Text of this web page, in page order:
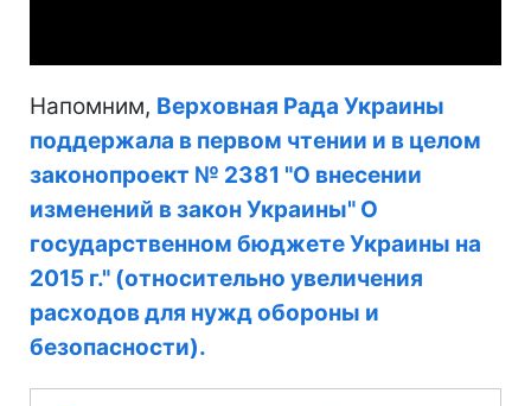
Напомним, Верховная Рада Украины
поддержала в первом чтении и в целом
законопроект № 2381 "О внесении
изменений в закон Украины" О
государственном бюджете Украины на
2015 г." (относительно увеличения
расходов для нужд обороны и
безопасности).